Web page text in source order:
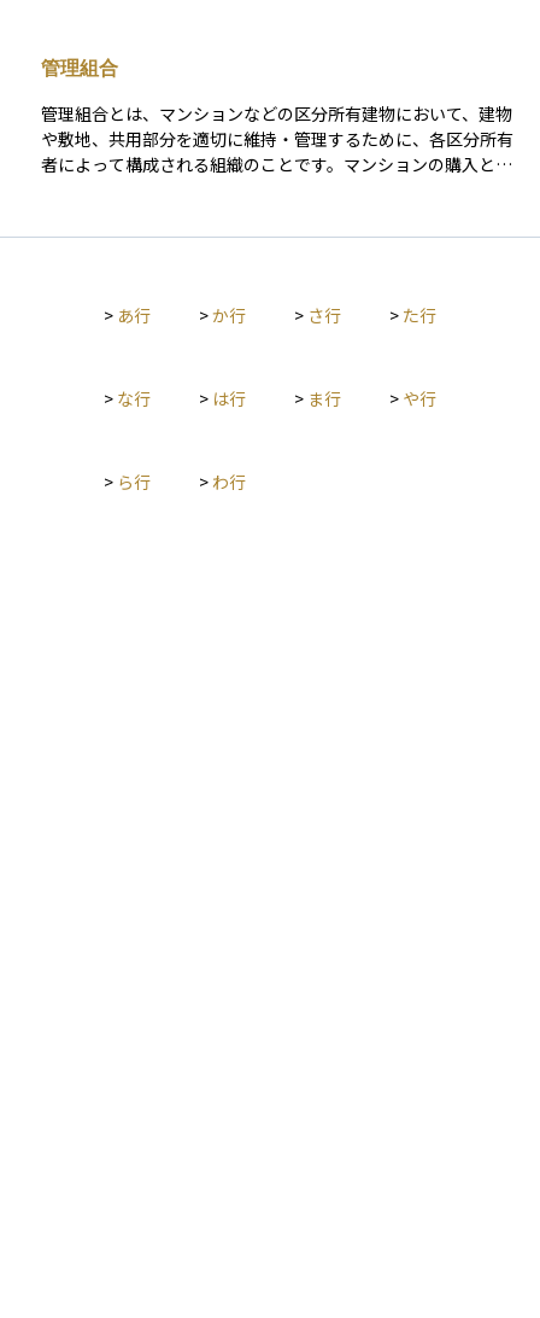
あることで、住民や投資家は将来の費用負担をあらかじめ把握
でき、予期せぬ出費を防ぐことができます。不動産投資におい
ては、長期修繕計画がしっかりしている物件ほど維持管理が良
好で、資産価値の下落を防ぎやすいと判断されるため、投資判
断の際には重要なチェックポイントとなります。
管理組合
管理組合とは、マンションなどの区分所有建物において、建物
や敷地、共用部分を適切に維持・管理するために、各区分所有
者によって構成される組織のことです。マンションの購入と同
画・実施、管理会社との契約、修繕積立金の管理、総会の開催
管理組合がしっかり機能しているかどうかは、住環境の快適さ
> あ行 >か行 > さ行 > た行
> な行 > は行 > ま行 > や行
> ら行 > わ行